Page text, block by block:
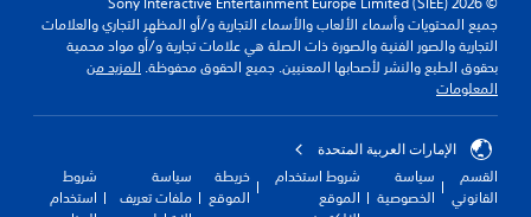
جميع المحتويات وأسماء الألعاب والأسماء التجارية و/أو المظهر التجاري والعلامات
التجارية والصور الفنية والصورة ذات الصلة هي علامات تجارية و/أو مواد محمية
بحقوق الطبع والنشر لأصحابها المعنيين. جميع الحقوق محفوظة. المزيد من
المعلومات
الإمارات العربية المتحدة
القسم
القانوني
سياسة
الخصوصية
شروط استخدام
الموقع
خريطة
الموقع
سياسة
ملفات تعريف
شروط
استخدام